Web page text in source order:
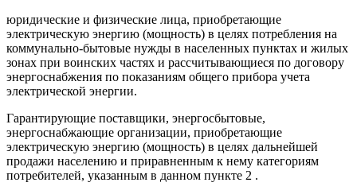
юридические и физические лица, приобретающие
электрическую энергию (мощность) в целях потребления на
коммунально-бытовые нужды в населенных пунктах и жилых
зонах при воинских частях и рассчитывающиеся по договору
энергоснабжения по показаниям общего прибора учета
электрической энергии.
Гарантирующие поставщики, энергосбытовые,
энергоснабжающие организации, приобретающие
электрическую энергию (мощность) в целях дальнейшей
продажи населению и приравненным к нему категориям
потребителей, указанным в данном пункте 2 .